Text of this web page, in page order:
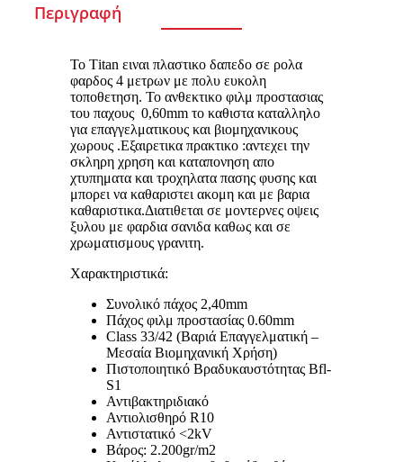
Περιγραφή
To Τitan ειναι πλαστικο δαπεδο σε ρολα
φαρδος 4 μετρων με πολυ ευκολη
τοποθετηση. Το ανθεκτικο φιλμ προστασιας
του παχους 0,60mm το καθιστα καταλληλο
για επαγγελματικους και βιομηχανικους
χωρους .Εξαιρετικα πρακτικο :αντεχει την
σκληρη χρηση και καταπονηση απο
χτυπηματα και τροχηλατα πασης φυσης και
μπορει να καθαριστει ακομη και με βαρια
καθαριστικα.Διατιθεται σε μοντερνες οψεις
ξυλου με φαρδια σανιδα καθως και σε
χρωματισμους γρανιτη.
Χαρακτηριστικά:
Συνολικό πάχος 2,40mm
Πάχος φιλμ προστασίας 0.60mm
Class 33/42 (Βαριά Επαγγελματική –
Μεσαία Βιομηχανική Χρήση)
Πιστοποιητικό Βραδυκαυστότητας Bfl-
S1
Αντιβακτηριδιακό
Αντιολισθηρό R10
Αντιστατικό <2kV
Βάρος: 2.200gr/m2